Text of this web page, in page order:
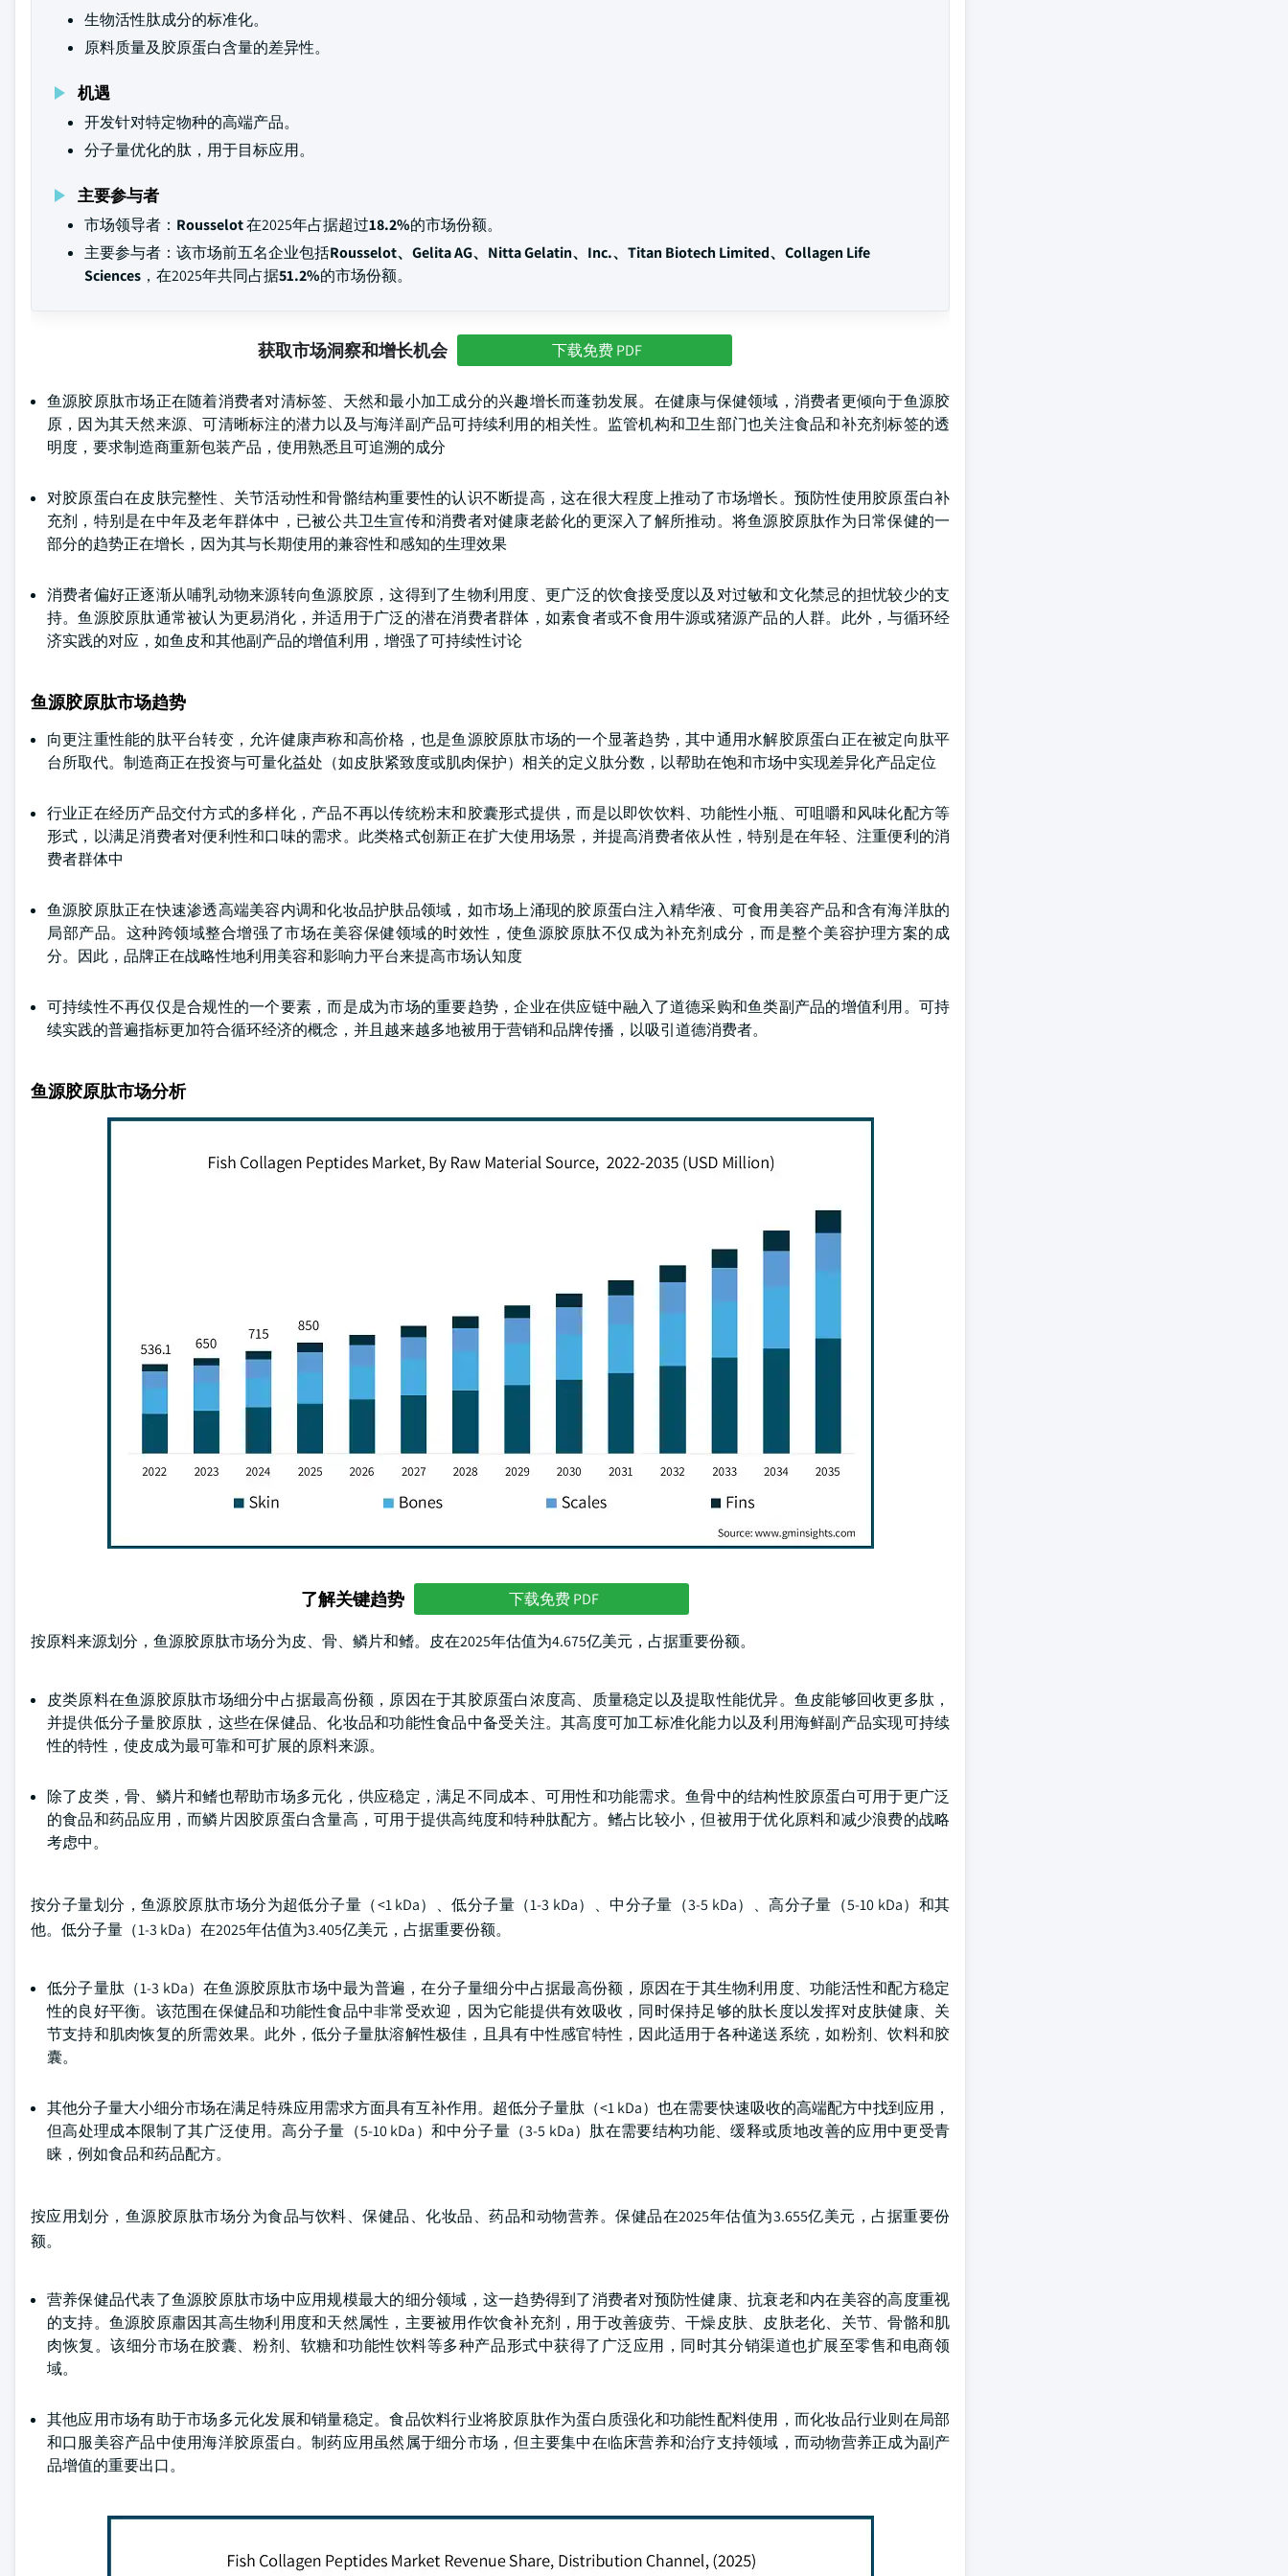
生物活性肽成分的标准化。
原料质量及胶原蛋白含量的差异性。
机遇
开发针对特定物种的高端产品。
分子量优化的肽，用于目标应用。
主要参与者
市场领导者： Rousselot在2025年占据超过18.2%的市场份额。
主要参与者：该市场前五名企业包括Rousselot、Gelita AG、Nitta Gelatin、Inc.、Titan Biotech Limited、Collagen Life
Sciences ，在2025年共同占据51.2%的市场份额。
获取市场洞察和增长机会 下载免费 PDF
鱼源胶原肽市场正在随着消费者对清标签、天然和最小加工成分的兴趣增长而蓬勃发展。在健康与保健领域，消费者更倾向于鱼源胶
原，因为其天然来源、可清晰标注的潜力以及与海洋副产品可持续利用的相关性。监管机构和卫生部门也关注食品和补充剂标签的透
明度，要求制造商重新包装产品，使用熟悉且可追溯的成分
对胶原蛋白在皮肤完整性、关节活动性和骨骼结构重要性的认识不断提高，这在很大程度上推动了市场增长。预防性使用胶原蛋白补
充剂，特别是在中年及老年群体中，已被公共卫生宣传和消费者对健康老龄化的更深入了解所推动。将鱼源胶原肽作为日常保健的一
部分的趋势正在增长，因为其与长期使用的兼容性和感知的生理效果
消费者偏好正逐渐从哺乳动物来源转向鱼源胶原，这得到了生物利用度、更广泛的饮食接受度以及对过敏和文化禁忌的担忧较少的支
持。鱼源胶原肽通常被认为更易消化，并适用于广泛的潜在消费者群体，如素食者或不食用牛源或猪源产品的人群。此外，与循环经
济实践的对应，如鱼皮和其他副产品的增值利用，增强了可持续性讨论
鱼源胶原肽市场趋势
向更注重性能的肽平台转变，允许健康声称和高价格，也是鱼源胶原肽市场的一个显著趋势，其中通用水解胶原蛋白正在被定向肽平
台所取代。制造商正在投资与可量化益处（如皮肤紧致度或肌肉保护）相关的定义肽分数，以帮助在饱和市场中实现差异化产品定位
行业正在经历产品交付方式的多样化，产品不再以传统粉末和胶囊形式提供，而是以即饮饮料、功能性小瓶、可咀嚼和风味化配方等
形式，以满足消费者对便利性和口味的需求。此类格式创新正在扩大使用场景，并提高消费者依从性，特别是在年轻、注重便利的消
费者群体中
鱼源胶原肽正在快速渗透高端美容内调和化妆品护肤品领域，如市场上涌现的胶原蛋白注入精华液、可食用美容产品和含有海洋肽的
局部产品。这种跨领域整合增强了市场在美容保健领域的时效性，使鱼源胶原肽不仅成为补充剂成分，而是整个美容护理方案的成
分。因此，品牌正在战略性地利用美容和影响力平台来提高市场认知度
可持续性不再仅仅是合规性的一个要素，而是成为市场的重要趋势，企业在供应链中融入了道德采购和鱼类副产品的增值利用。可持
续实践的普遍指标更加符合循环经济的概念，并且越来越多地被用于营销和品牌传播，以吸引道德消费者。
鱼源胶原肽市场分析
了解关键趋势 下载免费 PDF
按原料来源划分，鱼源胶原肽市场分为皮、骨、鳞片和鳍。皮在2025年估值为4.675亿美元，占据重要份额。
皮类原料在鱼源胶原肽市场细分中占据最高份额，原因在于其胶原蛋白浓度高、质量稳定以及提取性能优异。鱼皮能够回收更多肽，
并提供低分子量胶原肽，这些在保健品、化妆品和功能性食品中备受关注。其高度可加工标准化能力以及利用海鲜副产品实现可持续
性的特性，使皮成为最可靠和可扩展的原料来源。
除了皮类，骨、鳞片和鳍也帮助市场多元化，供应稳定，满足不同成本、可用性和功能需求。鱼骨中的结构性胶原蛋白可用于更广泛
的食品和药品应用，而鳞片因胶原蛋白含量高，可用于提供高纯度和特种肽配方。鳍占比较小，但被用于优化原料和减少浪费的战略
考虑中。
按分子量划分，鱼源胶原肽市场分为超低分子量（<1 kDa）、低分子量（1-3 kDa）、中分子量（3-5 kDa）、高分子量（5-10 kDa）和其
他。低分子量（1-3 kDa）在2025年估值为3.405亿美元，占据重要份额。
低分子量肽（1-3 kDa）在鱼源胶原肽市场中最为普遍，在分子量细分中占据最高份额，原因在于其生物利用度、功能活性和配方稳定
性的良好平衡。该范围在保健品和功能性食品中非常受欢迎，因为它能提供有效吸收，同时保持足够的肽长度以发挥对皮肤健康、关
节支持和肌肉恢复的所需效果。此外，低分子量肽溶解性极佳，且具有中性感官特性，因此适用于各种递送系统，如粉剂、饮料和胶
囊。
其他分子量大小细分市场在满足特殊应用需求方面具有互补作用。超低分子量肽（<1 kDa）也在需要快速吸收的高端配方中找到应用，
但高处理成本限制了其广泛使用。高分子量（5-10 kDa）和中分子量（3-5 kDa）肽在需要结构功能、缓释或质地改善的应用中更受青
睐，例如食品和药品配方。
按应用划分，鱼源胶原肽市场分为食品与饮料、保健品、化妆品、药品和动物营养。保健品在2025年估值为3.655亿美元，占据重要份
额。
营养保健品代表了鱼源胶原肽市场中应用规模最大的细分领域，这一趋势得到了消费者对预防性健康、抗衰老和内在美容的高度重视
的支持。鱼源胶原肅因其高生物利用度和天然属性，主要被用作饮食补充剂，用于改善疲劳、干燥皮肤、皮肤老化、关节、骨骼和肌
肉恢复。该细分市场在胶囊、粉剂、软糖和功能性饮料等多种产品形式中获得了广泛应用，同时其分销渠道也扩展至零售和电商领
域。
其他应用市场有助于市场多元化发展和销量稳定。食品饮料行业将胶原肽作为蛋白质强化和功能性配料使用，而化妆品行业则在局部
和口服美容产品中使用海洋胶原蛋白。制药应用虽然属于细分市场，但主要集中在临床营养和治疗支持领域，而动物营养正成为副产
品增值的重要出口。